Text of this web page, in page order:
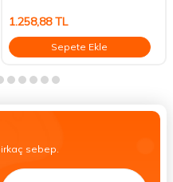
1.258,88TL
Sepete Ekle
sebep.